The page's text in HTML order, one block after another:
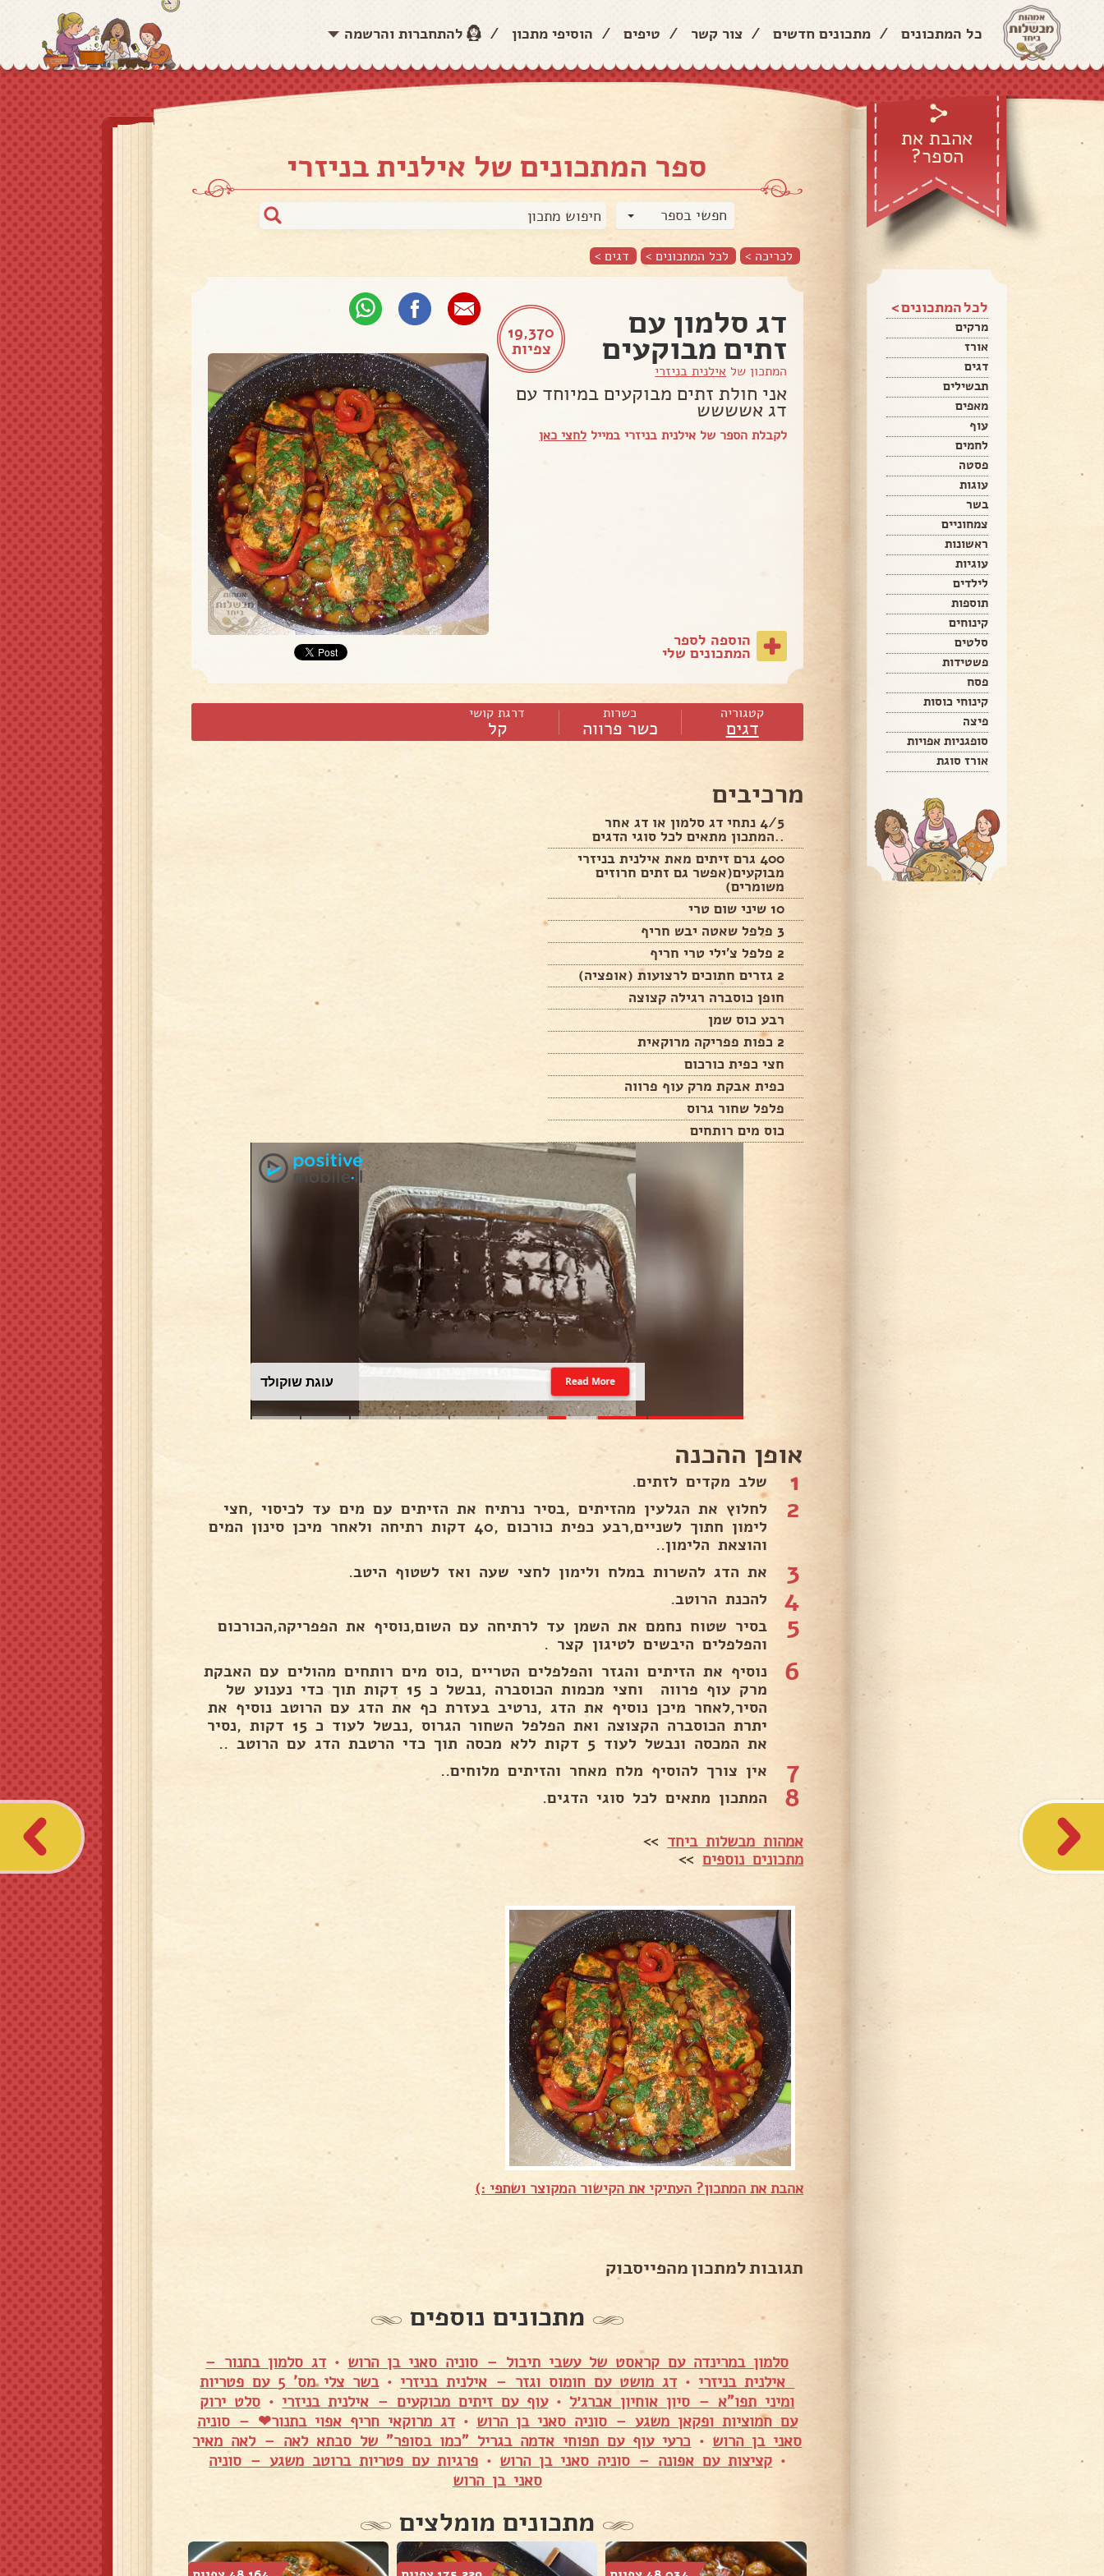
כל המתכונים / מתכונים חדשים / צור קשר / טיפים / הוסיפי מתכון / להתחברות והרשמה
אהבת את
הספר?
לכל המתכונים >
מרקים
אורז
דגים
תבשילים
מאפים
עוף
לחמים
פסטה
עוגות
בשר
צמחוניים
ראשונות
עוגיות
לילדים
תוספות
קינוחים
סלטים
פשטידות
פסח
קינוחי כוסות
פיצה
סופגניות אפויות
אורז סוגת
ספר המתכונים של אילנית בניזרי
חפשי בספר
לכריכה > לכל המתכונים > דגים >
19,370
צפיות
דג סלמון עם
זתים מבוקעים
המתכון של אילנית בניזרי
אני חולת זתים מבוקעים במיוחד עם
דג אשששש
לקבלת הספר של אילנית בניזרי במייל לחצי כאן
הוספה לספר
המתכונים שלי
קטגוריה
דגים
כשרות
כשר פרווה
דרגת קושי
קל
מרכיבים
4/5 נתחי דג סלמון או דג אחר
..המתכון מתאים לכל סוגי הדגים
400 גרם זיתים מאת אילנית בניזרי
מבוקעים(אפשר גם זתים חרוזים
משומרים)
10 שיני שום טרי
3 פלפל שאטה יבש חריף
2 פלפל צ'ילי טרי חריף
2 גזרים חתוכים לרצועות (אופציה)
חופן כוסברה רגילה קצוצה
רבע כוס שמן
2 כפות פפריקה מרוקאית
חצי כפית כורכום
כפית אבקת מרק עוף פרווה
פלפל שחור גרוס
כוס מים רותחים
עוגת שוקולד Read More
אופן ההכנה
1 שלב מקדים לזתים.
2
לחלוץ את הגלעין מהזיתים ,בסיר נרתיח את הזיתים עם מים עד לכיסוי ,חצי
לימון חתוך לשניים,רבע כפית כורכום ,40 דקות רתיחה ולאחר מיכן סינון המים
והוצאת הלימון..
3 את הדג להשרות במלח ולימון לחצי שעה ואז לשטוף היטב.
4 להכנת הרוטב.
5
בסיר שטוח נחמם את השמן עד לרתיחה עם השום,נוסיף את הפפריקה,הכורכום
והפלפלים היבשים לטיגון קצר .
6
נוסיף את הזיתים והגזר והפלפלים הטריים ,כוס מים רותחים מהולים עם האבקת
מרק עוף פרווה וחצי מכמות הכוסברה ,נבשל כ 15 דקות תוך כדי נענוע של
הסיר,לאחר מיכן נוסיף את הדג ,נרטיב בעזרת כף את הדג עם הרוטב נוסיף את
יתרת הכוסברה הקצוצה ואת הפלפל השחור הגרוס ,נבשל לעוד כ 15 דקות ,נסיר
את המכסה ונבשל לעוד 5 דקות ללא מכסה תוך כדי הרטבת הדג עם הרוטב ..
7 אין צורך להוסיף מלח מאחר והזיתים מלוחים..
8 המתכון מתאים לכל סוגי הדגים.
אמהות מבשלות ביחד >>
מתכונים נוספים>>
אהבת את המתכון? העתיקי את הקישור המקוצר ושתפי :)
תגובות למתכון מהפייסבוק
מתכונים נוספים
סלמון במרינדה עם קראסט של עשבי תיבול – סוניה סאני בן הרוש • דג סלמון בתנור –
אילנית בניזרי • דג מושט עם חומוס וגזר – אילנית בניזרי •
בשר צלי מס' 5 עם פטריות
ומיני תפו"א – סיון אוחיון אברג׳ל •עוף עם זיתים מבוקעים – אילנית בניזרי • סלט ירוק
עם חמוציות ופקאן משגע – סוניה סאני בן הרוש •דג מרוקאי חריף אפוי בתנור❤ – סוניה
סאני בן הרוש • כרעי עוף עם תפוחי אדמה בגריל "כמו בסופר" של סבתא לאה – לאה מאיר
• קציצות עם אפונה – סוניה סאני בן הרוש • פרגיות עם פטריות ברוטב משגע – סוניה
סאני בן הרוש
מתכונים מומלצים